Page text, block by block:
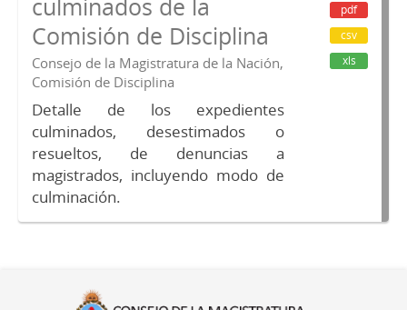
culminados de la
Comisión de Disciplina
Consejo de la Magistratura de la Nación,
Comisión de Disciplina
Detalle de los expedientes
culminados, desestimados o
resueltos, de denuncias a
magistrados, incluyendo modo de
culminación.
pdf
csv
xls